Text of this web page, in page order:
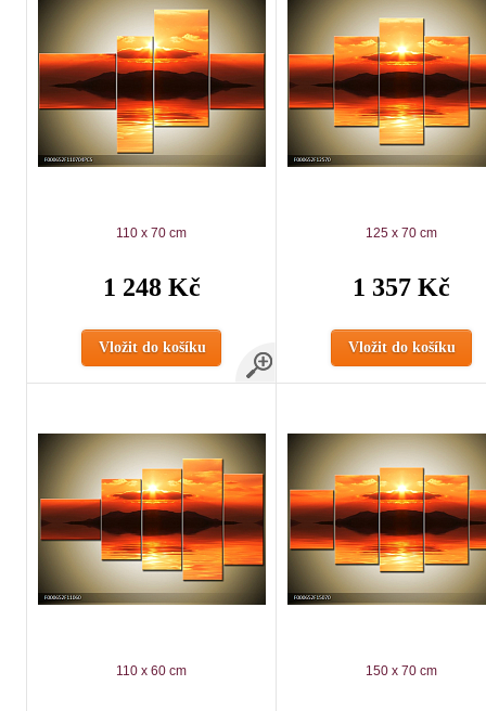
110 x 70 cm
1 248 Kč
Vložit do košíku
125 x 70 cm
1 357 Kč
Vložit do košíku
110 x 60 cm 150 x 70 cm